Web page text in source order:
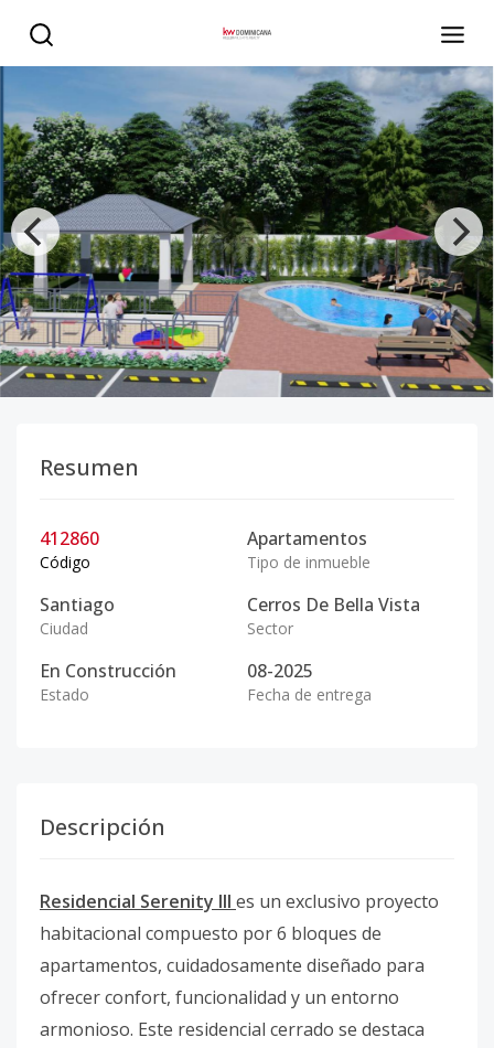
Resumen
412860
Código
Apartamentos
Tipo de inmueble
Santiago
Ciudad
Cerros De Bella Vista
Sector
En Construcción
Estado
08-2025
Fecha de entrega
Descripción
Residencial Serenity III es un exclusivo proyecto
habitacional compuesto por 6 bloques de
apartamentos, cuidadosamente diseñado para
ofrecer confort, funcionalidad y un entorno
armonioso. Este residencial cerrado se destaca